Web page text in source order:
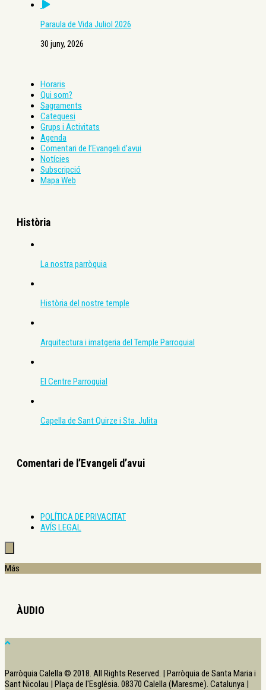
Paraula de Vida Juliol 2026
30 juny, 2026
Horaris
Qui som?
Sagraments
Catequesi
Grups i Activitats
Agenda
Comentari de l’Evangeli d’avui
Notícies
Subscripció
Mapa Web
Història
La nostra parròquia
Història del nostre temple
Arquitectura i imatgeria del Temple Parroquial
El Centre Parroquial
Capella de Sant Quirze i Sta. Julita
Comentari de l’Evangeli d’avui
POLÍTICA DE PRIVACITAT
AVÍS LEGAL
Más
ÀUDIO
Parròquia Calella © 2018. All Rights Reserved. | Parròquia de Santa Maria i
Sant Nicolau | Plaça de l'Església. 08370 Calella (Maresme). Catalunya |